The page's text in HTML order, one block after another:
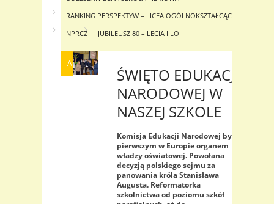
RANKING PERSPEKTYW – LICEA OGÓLNOKSZTAŁCĄCE
NPRCZ
JUBILEUSZ 80 – LECIA I LO
AKTUALNOŚCI
ŚWIĘTO EDUKACJI
NARODOWEJ W
NASZEJ SZKOLE
Komisja Edukacji Narodowej była
pierwszym w Europie organem
władzy oświatowej. Powołana
decyzją polskiego sejmu za
panowania króla Stanisława
Augusta. Reformatorka
szkolnictwaod poziomu szkół